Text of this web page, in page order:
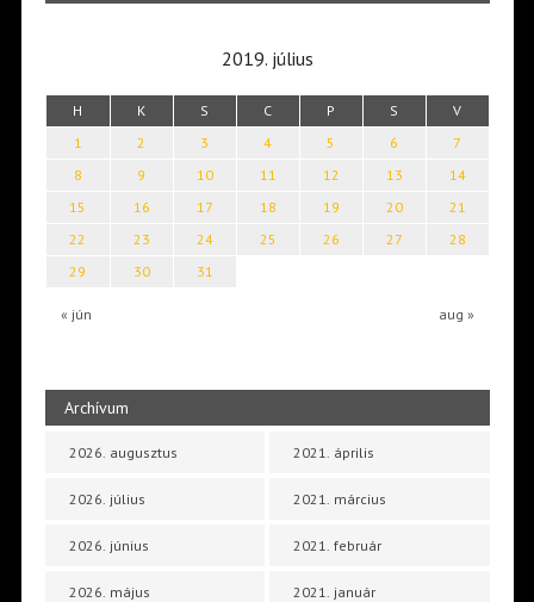
2019. július
H K S C P S V
« jún aug »
1 2 3 4 5 6
7
8
9 10 11 12 13
14
15
16 17 18 19 20
21
22
23 24 25 26 27
28
29
30 31
Archívum
2026. augusztus
2026. július
2026. június
2026. május
2021. április
2021. március
2021. február
2021. január